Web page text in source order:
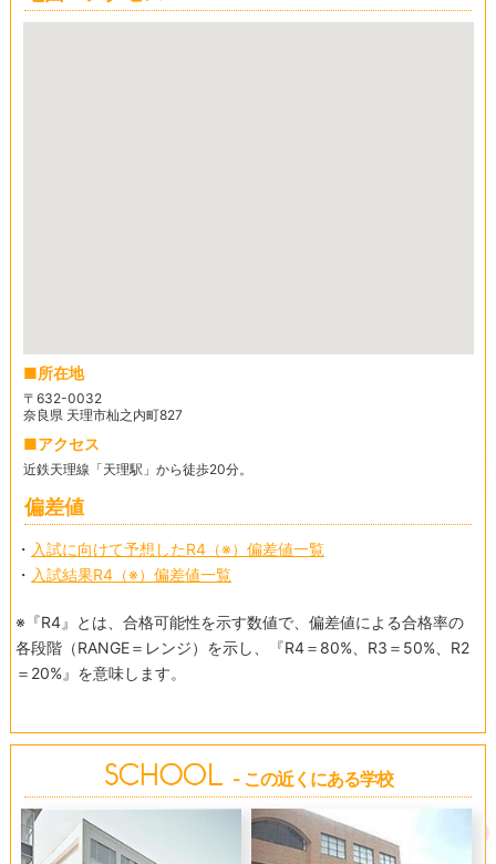
所在地
〒632-0032
奈良県 天理市杣之内町827
アクセス
近鉄天理線「天理駅」から徒歩20分。
偏差値
・ 入試に向けて予想したR4（※）偏差値一覧
・ 入試結果R4（※）偏差値一覧
※『R4』とは、合格可能性を示す数値で、偏差値による合格率の
各段階（RANGE＝レンジ）を示し、『R4＝80%、R3＝50%、R2
＝20%』を意味します。
- この近くにある学校